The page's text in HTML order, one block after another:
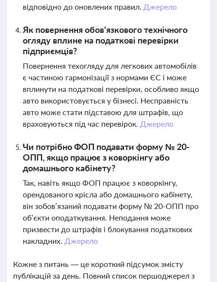
відповідно до оновлених правил. Джерело
Як повернення обов'язкового технічного
огляду вплине на податкові перевірки
підприємців?
Повернення техогляду для легкових автомобілів
є частиною гармонізації з нормами ЄС і може
вплинути на податкові перевірки, особливо якщо
авто використовується у бізнесі. Несправність
авто може стати підставою для штрафів, що
враховуються під час перевірок. Джерело
Чи потрібно ФОП подавати форму № 20-
ОПП, якщо працює з коворкінгу або
домашнього кабінету?
Так, навіть якщо ФОП працює з коворкінгу,
орендованого крісла або домашнього кабінету,
він зобов’язаний подавати форму № 20-ОПП про
об’єкти оподаткування. Неподання може
призвести до штрафів і блокування податкових
накладних. Джерело
Кожне з питань — це короткий підсумок змісту
публікацій за день. Повний список першоджерел з